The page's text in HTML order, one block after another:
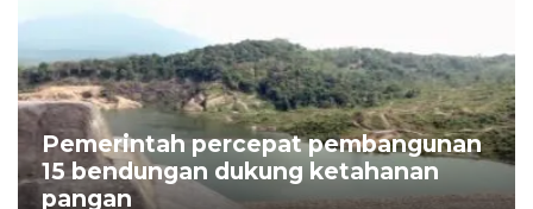
Pemerintah percepat pembangunan
15 bendungan dukung ketahanan
pangan